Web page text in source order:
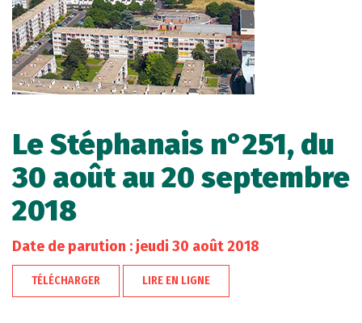
Le Stéphanais n°251, du
30 août au 20 septembre
2018
Date de parution : jeudi 30 août 2018
TÉLÉCHARGER LIRE EN LIGNE